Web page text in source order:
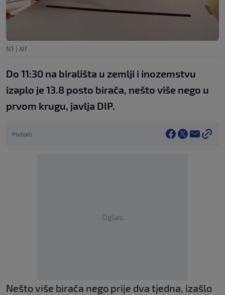
N1 | N1
Do 11:30 na birališta u zemlji i inozemstvu
izaplo je 13.8 posto birača, nešto više nego u
prvom krugu, javlja DIP.
Podijeli
Oglas
Nešto više birača nego prije dva tjedna, izašlo